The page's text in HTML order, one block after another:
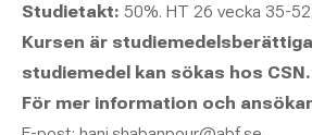
Studietakt: 50%. HT 26 vecka 35-
Kursen är
studiemedel kan sökas hos CSN.
För mer information och